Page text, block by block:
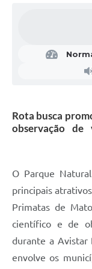
Rota busca
observação de
O Parque
principais
Primatas de
científico e de
durante a Avistar
envolve os